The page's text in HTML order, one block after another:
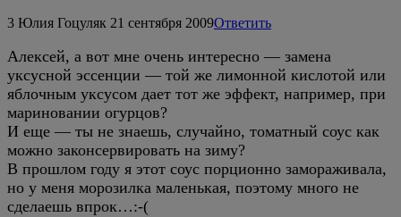
3 Юлия Гоцуляк 21 сентября 2009Ответить
Алексей, а вот мне очень интересно — замена
уксусной эссенции — той же лимонной кислотой или
яблочным уксусом дает тот же эффект, например, при
мариновании огурцов?
И еще — ты не знаешь, случайно, томатный соус как
можно законсервировать на зиму?
В прошлом году я этот соус порционно замораживала,
но у меня морозилка маленькая, поэтому много не
сделаешь впрок…:-(